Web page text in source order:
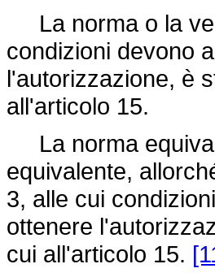
La norma o la
condizioni devono
l'autorizzazione, è
all'articolo 15.
La norma
equivalente,
3, alle cui
ottenere
cui all'articolo 15.